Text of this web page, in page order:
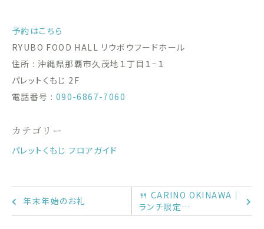
予約はこちら
RYUBO FOOD HALL リウボウフードホール
住所 : 沖縄県那覇市久茂地１丁目１−１
パレットくもじ 2F
電話番号 : 090-6867-7060
カテゴリー
パレットくもじ フロアガイド
年末年始のお礼
🍴 CARINO OKINAWA｜
ランチ限定…